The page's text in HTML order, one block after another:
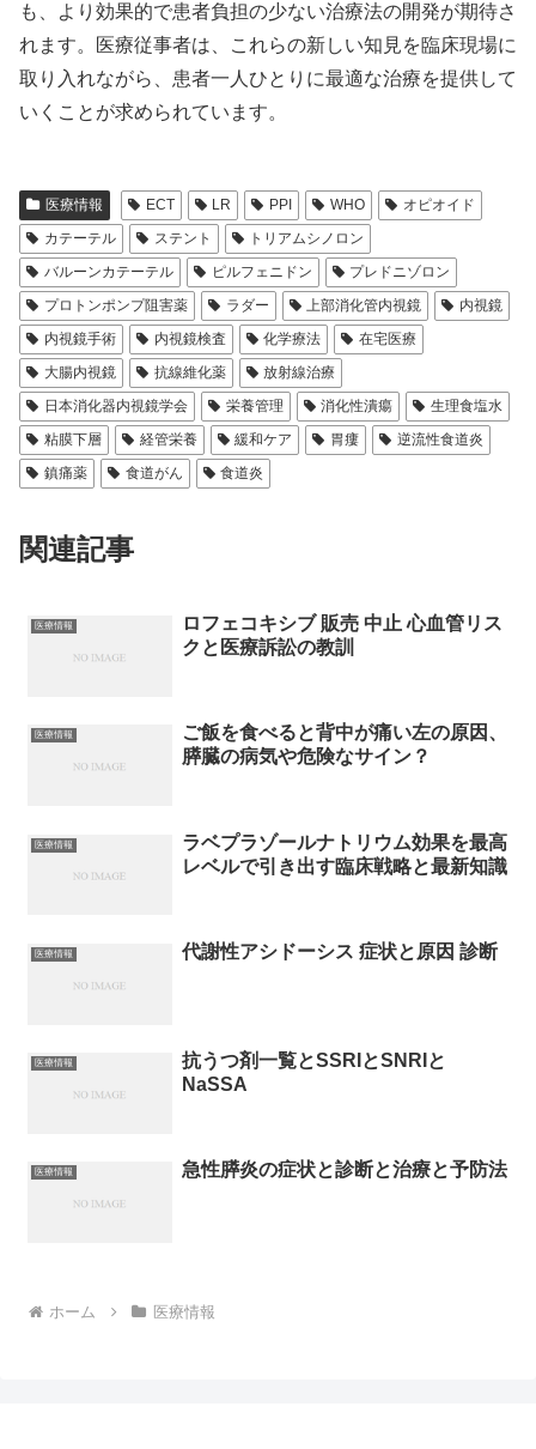
も、より効果的で患者負担の少ない治療法の開発が期待さ
れます。医療従事者は、これらの新しい知見を臨床現場に
取り入れながら、患者一人ひとりに最適な治療を提供して
いくことが求められています。
医療情報 ECT LR PPI WHO
オピオイド
カテーテル
ステント
トリアムシノロン
バルーンカテーテル
ピルフェニドン
プレドニゾロン
プロトンポンプ阻害薬
ラダー 上部消化管内視鏡
内視鏡
内視鏡手術
内視鏡検査 化学療法
在宅医療
大腸内視鏡
抗線維化薬
放射線治療
日本消化器内視鏡学会
栄養管理 消化性潰瘍
生理食塩水
粘膜下層
経管栄養 緩和ケア 胃瘻
逆流性食道炎
鎮痛薬
食道がん 食道炎
関連記事
医療情報
ロフェコキシブ 販売 中止 心血管リス
クと医療訴訟の教訓
医療情報
ご飯を食べると背中が痛い左の原因、
膵臓の病気や危険なサイン？
医療情報
ラベプラゾールナトリウム効果を最高
レベルで引き出す臨床戦略と最新知識
医療情報 代謝性アシドーシス 症状と原因 診断
医療情報
抗うつ剤一覧とSSRIとSNRIと
NaSSA
医療情報 急性膵炎の症状と診断と治療と予防法
ホーム 医療情報